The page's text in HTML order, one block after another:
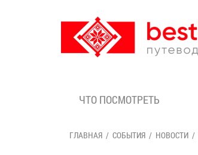
ЧТО ПОСМОТРЕТЬ
ГЛАВНАЯ СОБЫТИЯ НОВОСТИ